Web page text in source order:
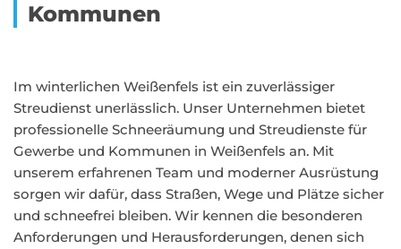
Kommunen
Im winterlichen Weißenfels ist ein zuverlässiger
Streudienst unerlässlich. Unser Unternehmen bietet
professionelle Schneeräumung und Streudienste für
Gewerbe und Kommunen in Weißenfels an. Mit
unserem erfahrenen Team und moderner Ausrüstung
sorgen wir dafür, dass Straßen, Wege und Plätze sicher
und schneefrei bleiben. Wir kennen die besonderen
Anforderungen und Herausforderungen, denen sich